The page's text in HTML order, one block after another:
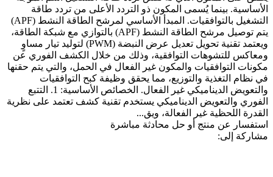
الأساسية. بينما يُسمى المكون ذو التردد الأعلى من تردد طاقة
التشغيل بالتوافقيات. المبدأ الأساسي لمرشح الطاقة النشط (APF)
يتم توصيل مرشح الطاقة النشط (APF) بالتوازي مع شبكة الطاقة،
ويعتمد تقنية تحويل تعديل عرض النبضة (PWM) لتوليد تيار مساوٍ
ومعاكس للتشوهات التوافقية، وذلك من خلال الكشف الفوري عن
مكونات التوافقيات والمكون غير الفعال في الحمل، والتي يتم حقنها
في نظام التغذية والتوزيع، مما يحقق وظيفة كبح التوافقيات
والتعويض الديناميكي غير الفعال. الخصائص الأساسية: 1. التتبع
الفوري والتعويض الديناميكي يستخدم تقنية كشف تعتمد على نظرية
القدرة اللحظية غير الفعالة، ويق...
استفسار عن منتج أو حل محادثة مباشرة
مشاركة إلى: